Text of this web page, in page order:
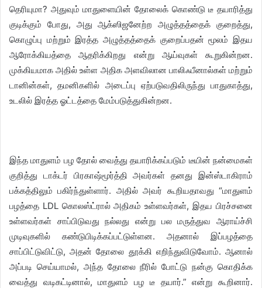
தெரியுமா? அதுவும் மாதுளையின் தோலைக் கொண்டு டீ தயாரித்து
குடிக்கும் போது, அது ஆக்ஸிஜனேற்ற அழுத்தத்தைக் குறைத்து,
கொழுப்பு மற்றும் இரத்த அழுத்தத்தைக் குறைப்பதன் மூலம் இதய
ஆரோக்கியத்தை ஆதரிக்கிறது என்று ஆய்வுகள் கூறுகின்றன.
முக்கியமாக அதில் உள்ள அதிக அளவிலான பாலிஃபீனால்கள் மற்றும்
டானின்கள், தமனிகளில் அடைப்பு ஏற்படுவதிலிருந்து பாதுகாத்து,
உடலில் இரத்த ஓட்டத்தை மேம்படுத்துகின்றன.
இந்த மாதுளம் பழ தோல் வைத்து தயாரிக்கப்படும் டீயின் நன்மைகள்
குறித்து டாக்டர் பிரகாஷ்மூர்த்தி அவர்கள் தனது இன்ஸ்டாகிராம்
பக்கத்திலும் பகிர்ந்துள்ளார். அதில் அவர் கூறியதாவது “மாதுளம்
பழத்தை LDL கொலஸ்ட்ரால் அதிகம் உள்ளவர்கள், இதய பிரச்சனை
உள்ளவர்கள் சாப்பிடுவது நல்லது என்று பல மருத்துவ ஆராய்ச்சி
முடிவுகளில் கண்டுபிடிக்கப்பட்டுள்ளன. அதனால் இப்பழத்தை
சாப்பிட்டுவிட்டு, அதன் தோலை தூக்கி எறிந்துவிடுவோம். ஆனால்
அப்படி செய்யாமல், அந்த தோலை நீரில் போட்டு நன்கு கொதிக்க
வைத்து வடிகட்டினால், மாதுளம் பழ டீ தயார்.” என்று கூறினார்.